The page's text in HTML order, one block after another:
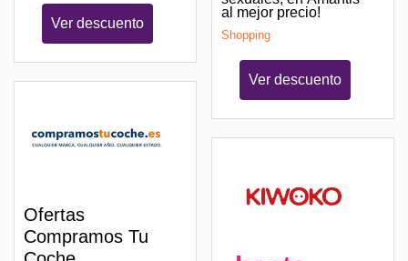
Ver descuento
Ofertas
Compramos Tu
al mejor precio!
Shopping
Ver descuento